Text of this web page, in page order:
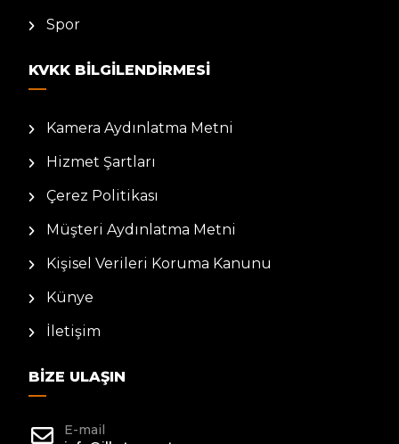
Spor
KVKK BILGILENDIRMESI
Kamera Aydınlatma Metni
Hizmet Şartları
Çerez Politikası
Müşteri Aydınlatma Metni
Kişisel Verileri Koruma Kanunu
Künye
İletişim
BIZE ULAŞIN
E-mail